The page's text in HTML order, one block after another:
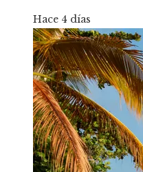
Hace 4 días